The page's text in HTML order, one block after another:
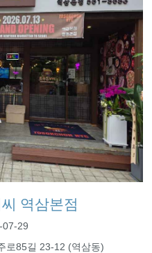
역삼본점
07-29
로85길 23-12 (역삼동)